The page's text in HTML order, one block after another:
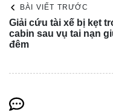
bóng, cửa sổ kéo liền
BÀI VIẾT TRƯỚC
Giải cứu tài xế bị kẹt
cabin sau vụ tai nạn
đêm